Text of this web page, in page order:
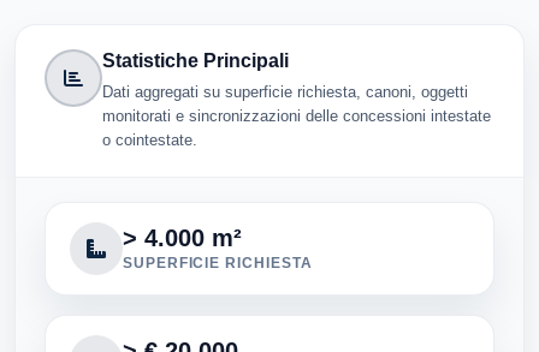
Statistiche Principali
Dati aggregati su superficie richiesta, canoni, oggetti
monitorati e sincronizzazioni delle concessioni intestate
o cointestate.
> 4.000 m²
SUPERFICIE RICHIESTA